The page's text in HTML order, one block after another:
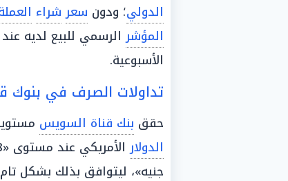
الدولي؛ ودون سعر شراء
المؤشرالرسمي للبيع لديه عند قيمة «49.10 جنيه»
الأسبوعية.
تداولات الصرف في بنوك
حقق بنك قناة السويس
الدولارالأمريكي عند مستوى «49.08 جنيه»، وسجل
جنيه»، ليتوافق بذلك بشكل